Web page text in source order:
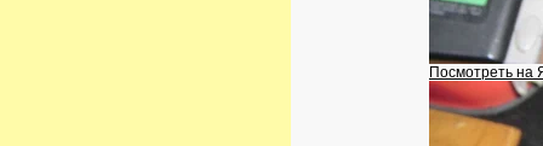
Посмотреть на